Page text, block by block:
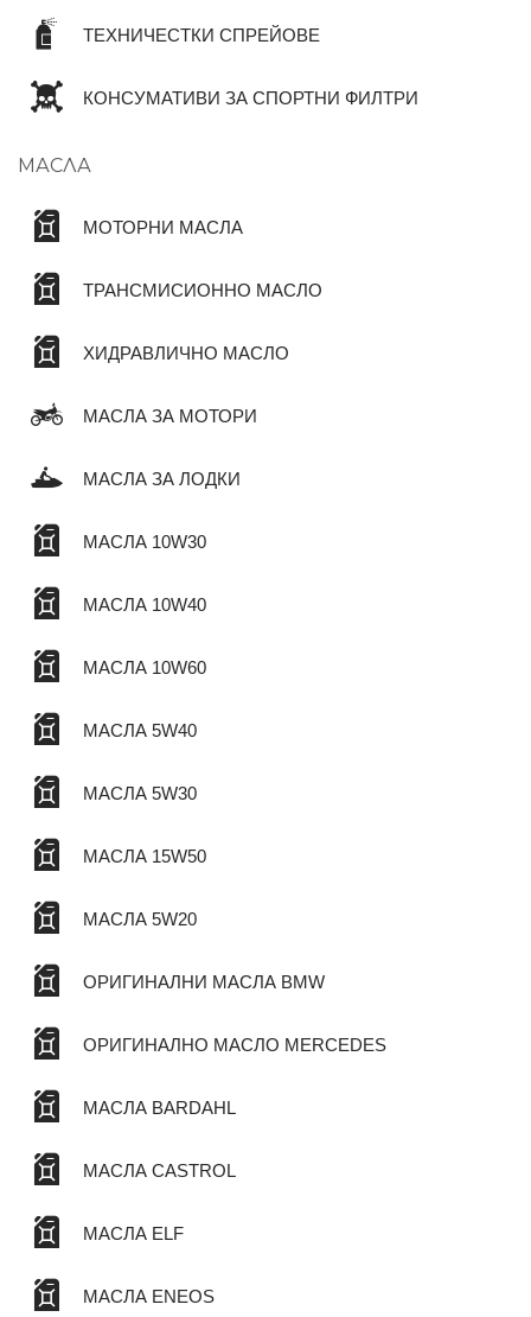
ТЕХНИЧЕСТКИ СПРЕЙОВЕ
КОНСУМАТИВИ ЗА СПОРТНИ ФИЛТРИ
МАСЛА
МОТОРНИ МАСЛА
ТРАНСМИСИОННО МАСЛО
ХИДРАВЛИЧНО МАСЛО
МАСЛА ЗА МОТОРИ
МАСЛА ЗА ЛОДКИ
МАСЛА 10W30
МАСЛА 10W40
МАСЛА 10W60
МАСЛА 5W40
МАСЛА 5W30
МАСЛА 15W50
МАСЛА 5W20
ОРИГИНАЛНИ МАСЛА BMW
ОРИГИНАЛНО МАСЛО MERCEDES
МАСЛА BARDAHL
МАСЛА CASTROL
МАСЛА ELF
МАСЛА ENEOS